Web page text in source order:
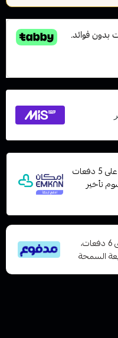
وقسّمها على 5 دفعات
تأخير
قسم دفعاتك بطريقة ميسرة إلى 4 وحتى 6 دفعات،
السمحة